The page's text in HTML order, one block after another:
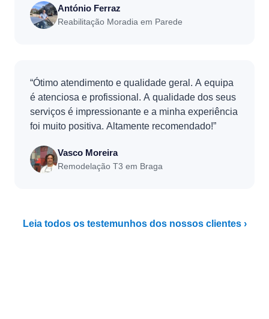
António Ferraz
Reabilitação Moradia em Parede
“Ótimo atendimento e qualidade geral. A equipa
é atenciosa e profissional. A qualidade dos seus
serviços é impressionante e a minha experiência
foi muito positiva. Altamente recomendado!”
Vasco Moreira
Remodelação T3 em Braga
Leia todos os testemunhos dos nossos clientes ›